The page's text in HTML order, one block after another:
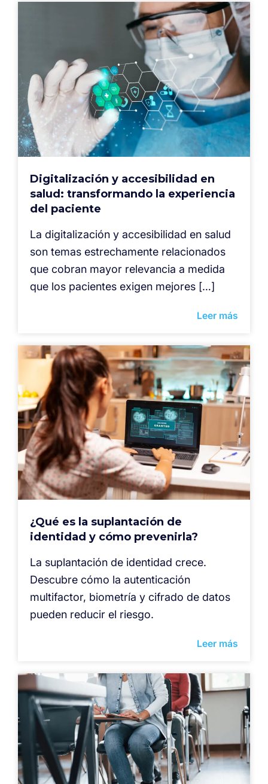
Digitalización y accesibilidad en
salud: transformando la experiencia
del paciente
La digitalización y accesibilidad en salud
son temas estrechamente relacionados
que cobran mayor relevancia a medida
que los pacientes exigen mejores […]
Leer más
¿Qué es la suplantación de
identidad y cómo prevenirla?
La suplantación de identidad crece.
Descubre cómo la autenticación
multifactor, biometría y cifrado de datos
pueden reducir el riesgo.
Leer más